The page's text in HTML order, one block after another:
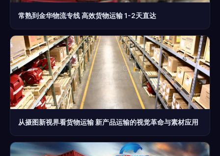
常熟到金华物流专线 高效货物运输 1-2天直达
从摄图新视界看货物运输 新产品运输的视觉革命与素材应用